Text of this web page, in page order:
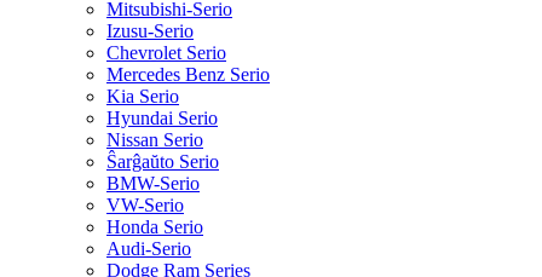
Mitsubishi-Serio
Izusu-Serio
Chevrolet Serio
Mercedes Benz Serio
Kia Serio
Hyundai Serio
Nissan Serio
Ŝarĝaŭto Serio
BMW-Serio
VW-Serio
Honda Serio
Audi-Serio
Dodge Ram Series